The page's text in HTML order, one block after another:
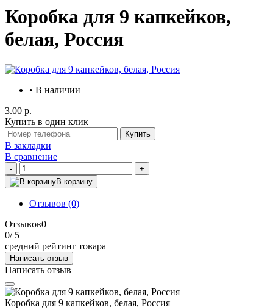
Коробка для 9 капкейков,
белая, Россия
• В наличии
3.00 р.
Купить в один клик
Купить
В закладки
В сравнение
-
+
В корзину
Отзывов (0)
Отзывов0
0/ 5
средний рейтинг товара
Написать отзыв
Написать отзыв
Коробка для 9 капкейков, белая, Россия